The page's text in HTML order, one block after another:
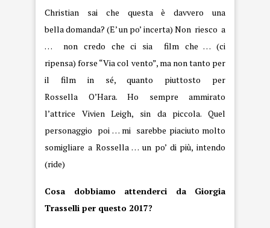
Christian sai che questa è davvero una
bella domanda? (E’ un po’ incerta) Non riesco a
… non credo che ci sia film che … (ci
ripensa) forse “Via col vento”, ma non tanto per
il film in sé, quanto piuttosto per
Rossella O’Hara. Ho sempre ammirato
l’attrice Vivien Leigh, sin da piccola. Quel
personaggio poi … mi sarebbe piaciuto molto
somigliare a Rossella … un po’ di più, intendo
(ride)
Cosa dobbiamo attenderci da Giorgia
Trasselli per questo 2017?